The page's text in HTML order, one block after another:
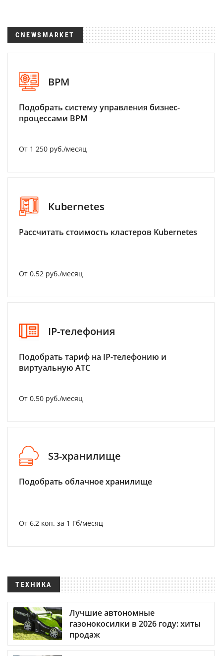
CNEWSMARKET
BPM
Подобрать систему управления бизнес-
процессами BPM
От 1 250 руб./месяц
Kubernetes
Рассчитать стоимость кластеров Kubernetes
От 0.52 руб./месяц
IP-телефония
Подобрать тариф на IP-телефонию и
виртуальную АТС
От 0.50 руб./месяц
S3-хранилище
Подобрать облачное хранилище
От 6,2 коп. за 1 Гб/месяц
ТЕХНИКА
Лучшие автономные
газонокосилки в 2026 году: хиты
продаж